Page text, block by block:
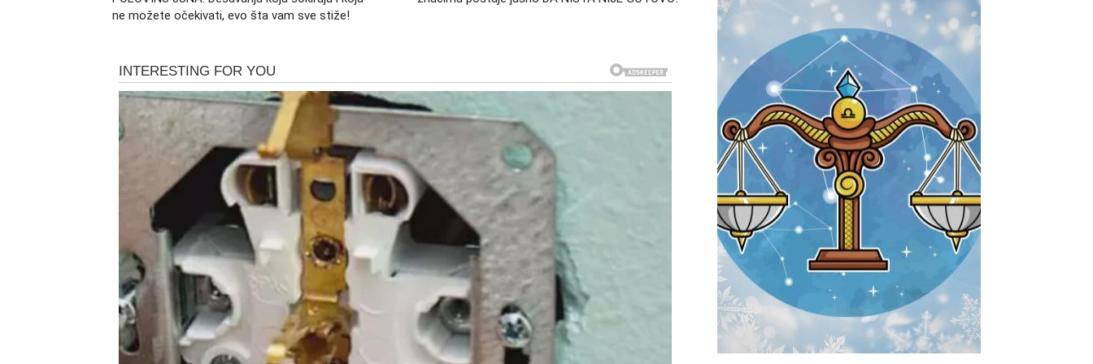
Ljubavno polje biće među najuzbudljivijim oblastima tokom prve polovine juna. Mnogi pripadnici
Za slobodne Vage posebno će biti zanimljiv susret sa osobom koja se pojavljuje potpuno
neočekivano. Taj susret može nastati preko prijatelja, tokom kraćeg putovanja ili kroz okolnosti
koje deluju sasvim obične. Ipak, emocije koje će se probuditi neće biti nimalo obične.
Kod zauzetih Vaga dolazi do razotkrivanja osećanja koja su dugo bila potiskivana. Partner može
pokazati stranu svoje ličnosti koju do sada nije otkrivao, što će izazvati veliko iznenađenje.
Povratak osobe iz prošlosti
Jedan od najjačih astroloških uticaja tokom ovog perioda ukazuje na mogućnost ponovnog
pojavljivanja osobe koja je nekada imala važnu ulogu u životu Vage.
Neki će dobiti poruku koju nisu očekivali, dok će drugi sasvim slučajno sresti nekoga koga dugo
nisu videli. Takav susret može pokrenuti lavinu emocija i otvoriti pitanja za koja se verovalo da su
ne možete očekivati, evo šta vam sve stiže!